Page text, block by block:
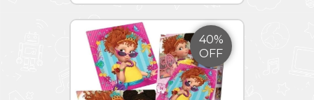
40%
OFF